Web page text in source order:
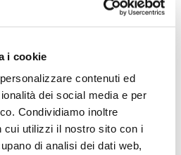
i cookie
contenuti ed
dei social media e per
Condividiamo inoltre
cui utilizzi il nostro sito con i
di analisi dei dati web,
IL CONSUMO